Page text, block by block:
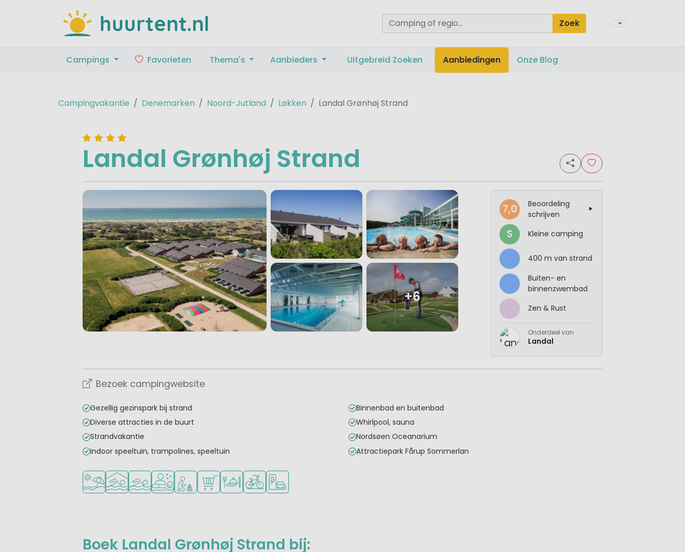
huurtent.nl Zoek
Campings Favorieten Thema's Aanbieders Uitgebreid Zoeken Aanbiedingen Onze Blog
Campingvakantie Denemarken Noord-Jutland Løkken Landal Grønhøj Strand
Landal Grønhøj Strand
+6
7,0
Beoordeling
schrijven
S Kleine camping
400 m van strand
Buiten- en
binnenzwembad
Zen & Rust
Onderdeel van
Landal
Bezoek campingwebsite
Gezellig gezinspark bij strand
Diverse attracties in de buurt
Strandvakantie
Indoor speeltuin, trampolines, speeltuin
Binnenbad en buitenbad
Whirlpool, sauna
Nordsøen Oceanarium
Attractiepark Fårup Sommerlan
Ligt bij strand en zee
Overdekt zwembad
Openlucht zwembad
Wellnessfaciliteiten
Aanbevolen voor jonge kinderen
Campingwinkel/Supermarkt
Restaurant of pizzeria
FietsverhuurLaadpaal elektrische auto
Boek Landal Grønhøj Strand bij: